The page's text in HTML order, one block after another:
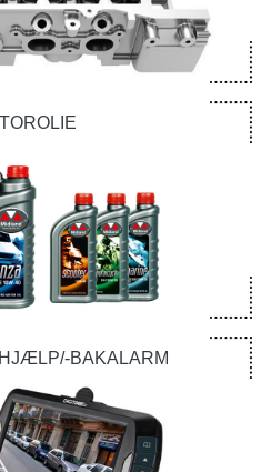
BAKALARM